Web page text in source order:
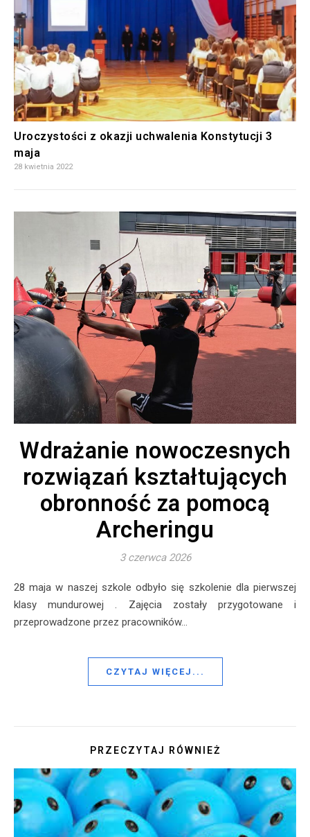
Uroczystości z okazji uchwalenia Konstytucji 3
maja
28 kwietnia 2022
Wdrażanie nowoczesnych
rozwiązań kształtujących
obronność za pomocą
Archeringu
3 czerwca 2026
28 maja w naszej szkole odbyło się szkolenie dla pierwszej
klasy mundurowej . Zajęcia zostały przygotowane i
przeprowadzone przez pracowników…
CZYTAJ WIĘCEJ...
PRZECZYTAJ RÓWNIEŻ